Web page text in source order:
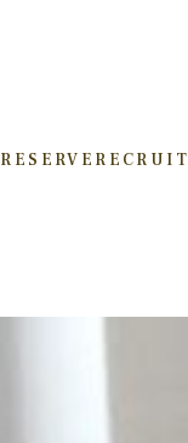
RESERVE RECRUIT